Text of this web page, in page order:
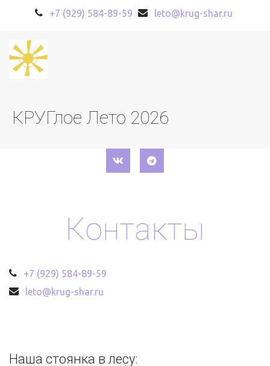
+7 (929) 584-89-59 leto@krug-shar.ru
КРУГлое Лето 2026
Контакты
+7 (929) 584-89-59
leto@krug-shar.ru
Наша стоянка в лесу: